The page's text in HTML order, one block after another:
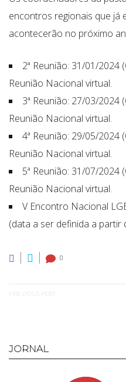
encontros regionais que já
acontecerão no próximo
2ª Reunião: 31/01/2024
Reunião Nacional virtual.
3ª Reunião: 27/03/2024
Reunião Nacional virtual.
4ª Reunião: 29/05/2024
Reunião Nacional virtual.
5ª Reunião: 31/07/2024
Reunião Nacional virtual.
V Encontro Nacional
(data a ser definida a partir
0
de
PREVIOUS POST
JORNAL